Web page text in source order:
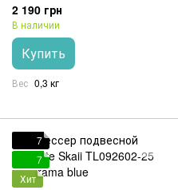
2 190 грн
В наличии
Купить
Вес 0,3 кг
7
7
Хит